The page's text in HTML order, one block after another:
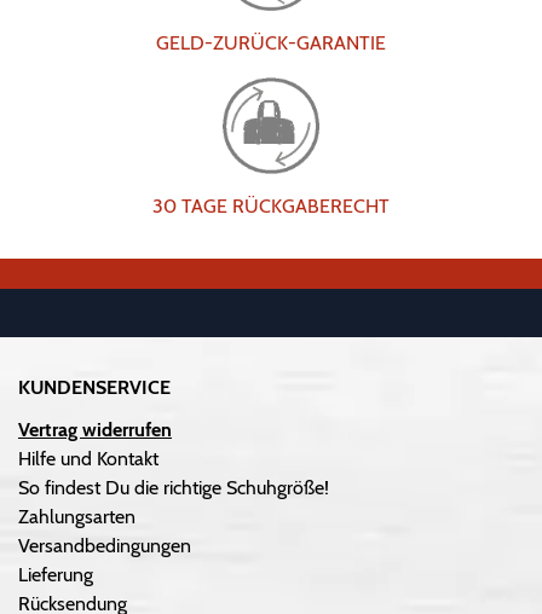
GELD-ZURÜCK-GARANTIE
30 TAGE RÜCKGABERECHT
KUNDENSERVICE
Vertrag widerrufen
Hilfe und Kontakt
So findest Du die richtige Schuhgröße!
Zahlungsarten
Versandbedingungen
Lieferung
Rücksendung